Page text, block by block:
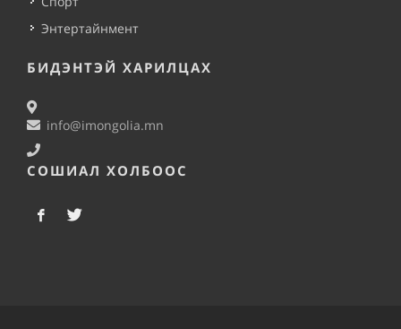
Энтертайнмент
БИДЭНТЭЙ ХАРИЛЦАХ
info@imongolia.mn
СОШИАЛ ХОЛБООС